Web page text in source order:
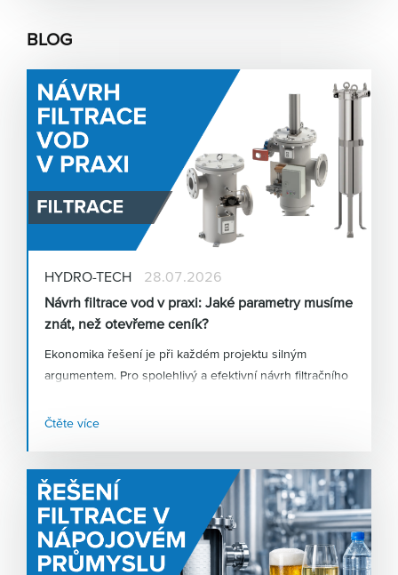
BLOG
HYDRO-TECH
28.07.2026
Návrh filtrace vod v praxi: Jaké parametry musíme
znát, než otevřeme ceník?
Ekonomika řešení je při každém projektu silným
argumentem. Pro spolehlivý a efektivní návrh filtračního
parametry. Co vše je nutné zohlednit před samotným
dat, nikoliv v ceníku,“
Ing. Lubomír Potenec,
produktový manažer z odštěpného závodu
HYDROTECH.„Pokud se podcení příprava a analytika, i
ten nejkvalitnější systém může v reálném provozu
selhat nebo generovat zbytečné vícenáklady.“
Čtěte více